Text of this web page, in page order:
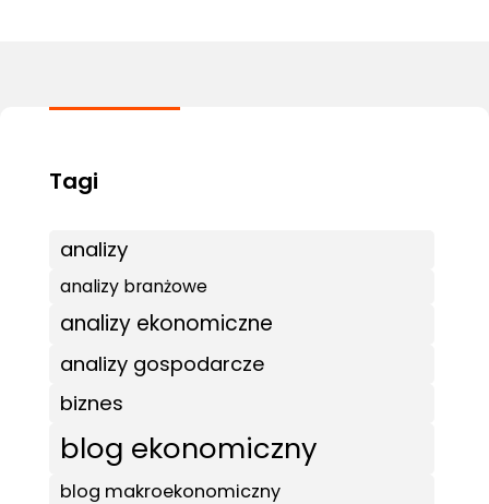
analizy
analizy branżowe
analizy ekonomiczne
analizy gospodarcze
biznes
blog ekonomiczny
blog makroekonomiczny